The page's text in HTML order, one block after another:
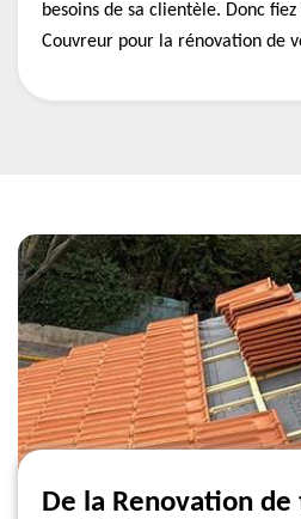
besoins de sa clientèle. Donc
Couvreur pour la rénovation de
De la Renovation